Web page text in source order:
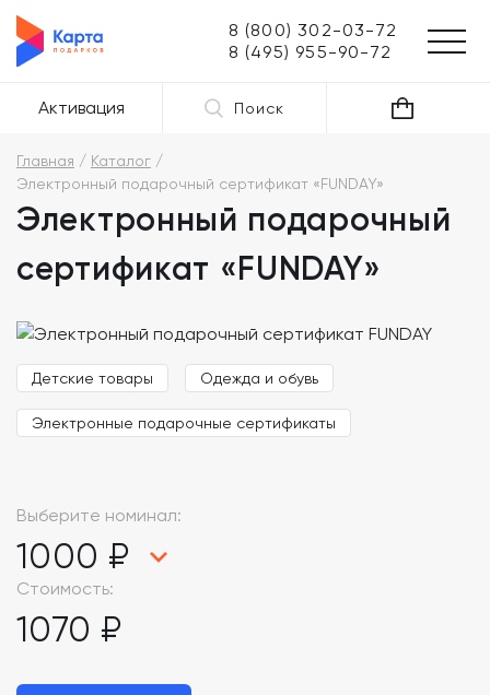
8 (800) 302-03-72
8 (495) 955-90-72
Активация Поиск
Главная
Каталог
Электронный подарочный сертификат «FUNDAY»
Электронный подарочный
сертификат «FUNDAY»
Детские товары Одежда и обувь
Электронные подарочные сертификаты
Выберите номинал:
1000 ₽
Стоимость:
1070 ₽